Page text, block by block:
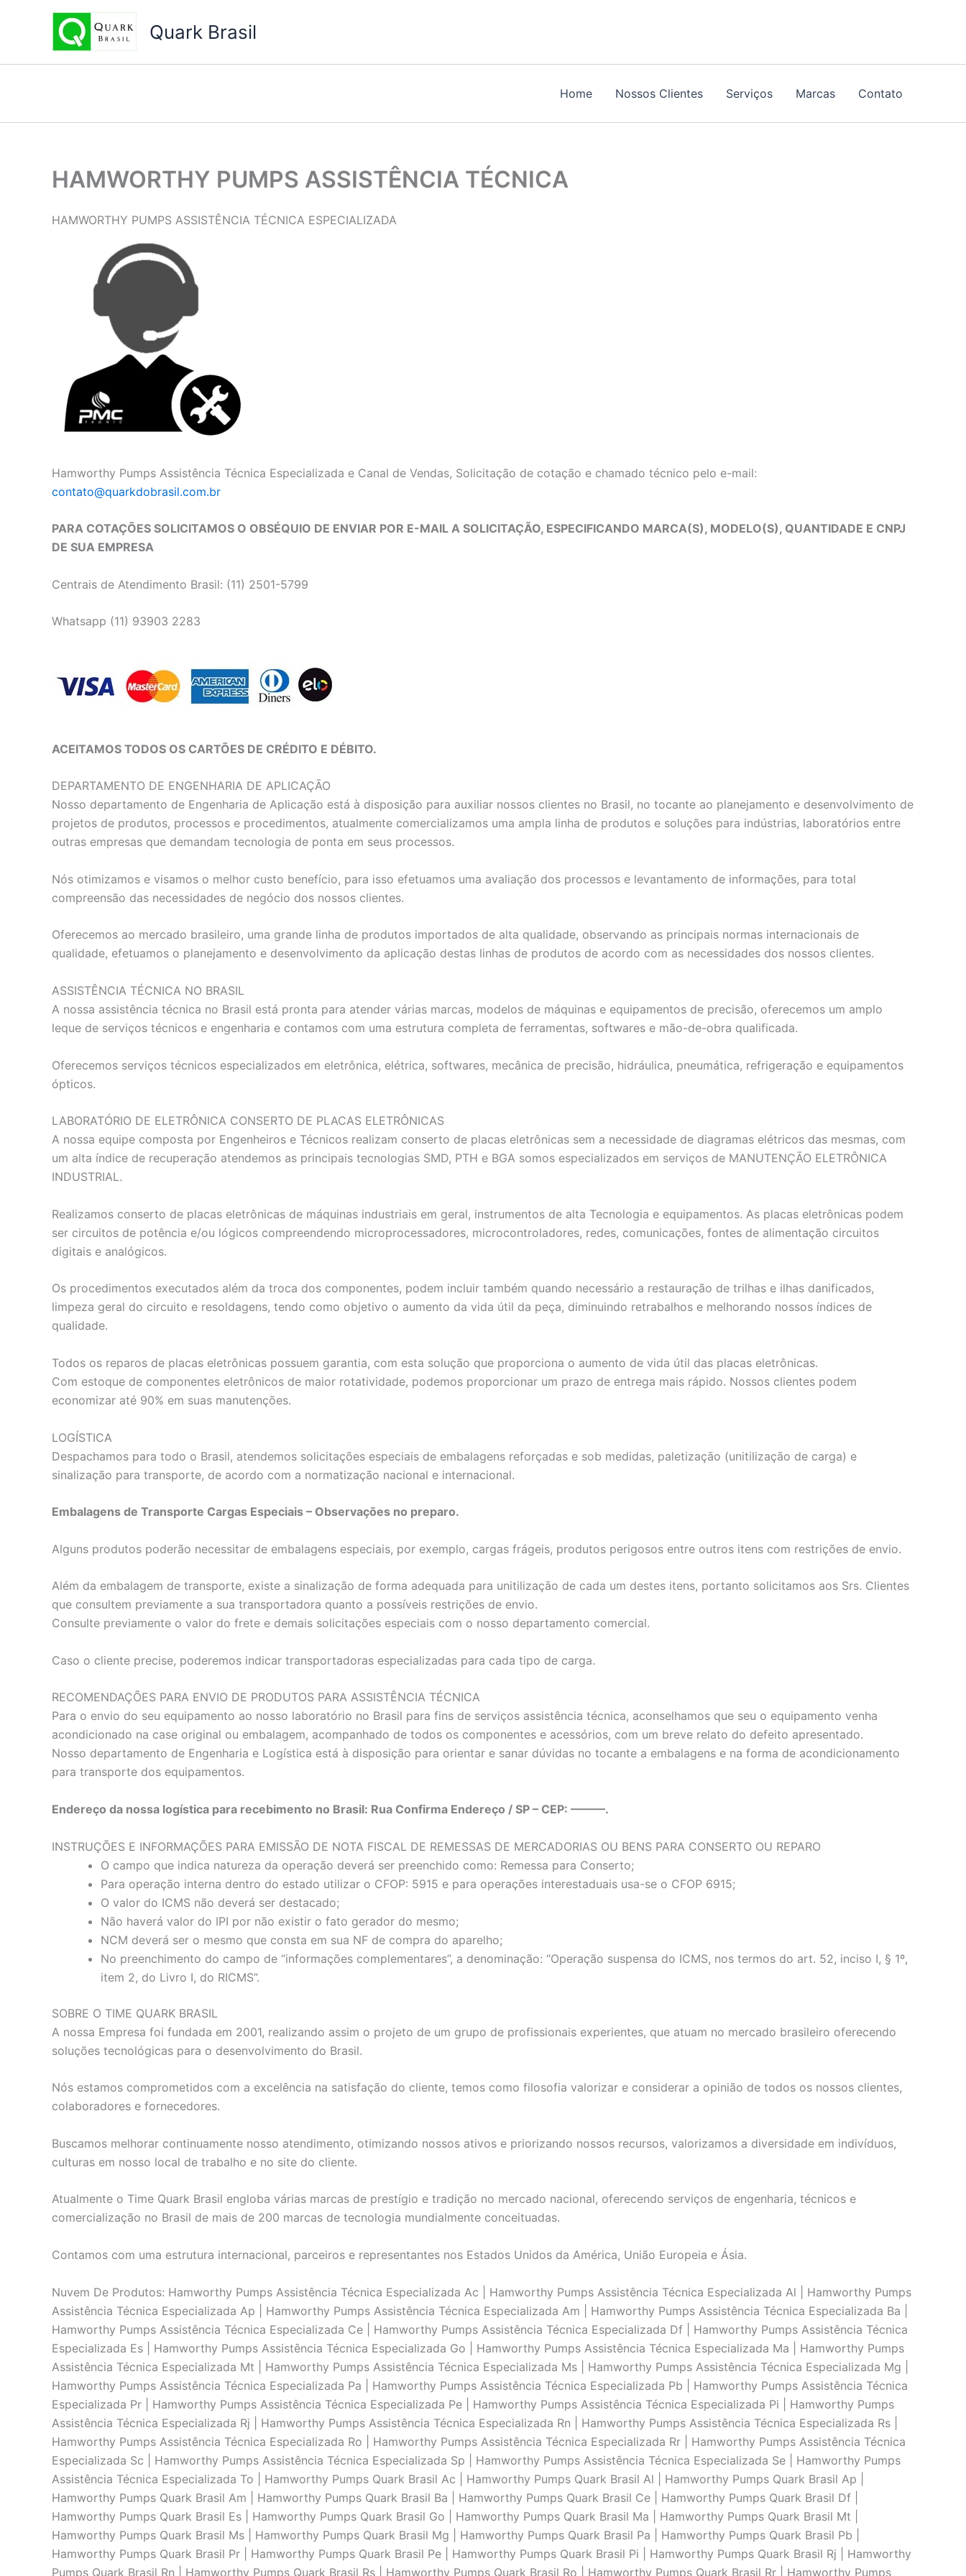
conteúdo
Quark Brasil
Home Nossos Clientes Serviços Marcas Contato
HAMWORTHY PUMPS ASSISTÊNCIA TÉCNICA
HAMWORTHY PUMPS ASSISTÊNCIA TÉCNICA ESPECIALIZADA
Hamworthy Pumps Assistência Técnica Especializada e Canal de Vendas, Solicitação de cotação e chamado técnico pelo e-mail:
contato@quarkdobrasil.com.br
PARA COTAÇÕES SOLICITAMOS O OBSÉQUIO DE ENVIAR POR E-MAIL A SOLICITAÇÃO, ESPECIFICANDO MARCA(S), MODELO(S), QUANTIDADE E CNPJ
DE SUA EMPRESA
Centrais de Atendimento Brasil: (11) 2501-5799
Whatsapp (11) 93903 2283
ACEITAMOS TODOS OS CARTÕES DE CRÉDITO E DÉBITO.
DEPARTAMENTO DE ENGENHARIA DE APLICAÇĀO
Nosso departamento de Engenharia de Aplicação está à disposição para auxiliar nossos clientes no Brasil, no tocante ao planejamento e desenvolvimento de
projetos de produtos, processos e procedimentos, atualmente comercializamos uma ampla linha de produtos e soluções para indústrias, laboratórios entre
outras empresas que demandam tecnologia de ponta em seus processos.
Nós otimizamos e visamos o melhor custo benefício, para isso efetuamos uma avaliação dos processos e levantamento de informações, para total
compreensão das necessidades de negócio dos nossos clientes.
Oferecemos ao mercado brasileiro, uma grande linha de produtos importados de alta qualidade, observando as principais normas internacionais de
qualidade, efetuamos o planejamento e desenvolvimento da aplicação destas linhas de produtos de acordo com as necessidades dos nossos clientes.
ASSISTÊNCIA TÉCNICA NO BRASIL
A nossa assistência técnica no Brasil está pronta para atender várias marcas, modelos de máquinas e equipamentos de precisão, oferecemos um amplo
leque de serviços técnicos e engenharia e contamos com uma estrutura completa de ferramentas, softwares e mão-de-obra qualificada.
Oferecemos serviços técnicos especializados em eletrônica, elétrica, softwares, mecânica de precisão, hidráulica, pneumática, refrigeração e equipamentos
ópticos.
LABORATÓRIO DE ELETRÔNICA CONSERTO DE PLACAS ELETRÔNICAS
A nossa equipe composta por Engenheiros e Técnicos realizam conserto de placas eletrônicas sem a necessidade de diagramas elétricos das mesmas, com
um alta índice de recuperação atendemos as principais tecnologias SMD, PTH e BGA somos especializados em serviços de MANUTENÇĀO ELETRÔNICA
INDUSTRIAL.
Realizamos conserto de placas eletrônicas de máquinas industriais em geral, instrumentos de alta Tecnologia e equipamentos. As placas eletrônicas podem
ser circuitos de potência e/ou lógicos compreendendo microprocessadores, microcontroladores, redes, comunicações, fontes de alimentação circuitos
digitais e analógicos.
Os procedimentos executados além da troca dos componentes, podem incluir também quando necessário a restauração de trilhas e ilhas danificados,
limpeza geral do circuito e resoldagens, tendo como objetivo o aumento da vida útil da peça, diminuindo retrabalhos e melhorando nossos índices de
qualidade.
Todos os reparos de placas eletrônicas possuem garantia, com esta solução que proporciona o aumento de vida útil das placas eletrônicas.
Com estoque de componentes eletrônicos de maior rotatividade, podemos proporcionar um prazo de entrega mais rápido. Nossos clientes podem
economizar até 90% em suas manutenções.
LOGÍSTICA
Despachamos para todo o Brasil, atendemos solicitações especiais de embalagens reforçadas e sob medidas, paletizaçāo (unitilizaçāo de carga) e
sinalização para transporte, de acordo com a normatização nacional e internacional.
Embalagens de Transporte Cargas Especiais – Observações no preparo.
Alguns produtos poderão necessitar de embalagens especiais, por exemplo, cargas frágeis, produtos perigosos entre outros itens com restrições de envio.
Além da embalagem de transporte, existe a sinalização de forma adequada para unitilizaçāo de cada um destes itens, portanto solicitamos aos Srs. Clientes
que consultem previamente a sua transportadora quanto a possíveis restrições de envio.
Consulte previamente o valor do frete e demais solicitações especiais com o nosso departamento comercial.
Caso o cliente precise, poderemos indicar transportadoras especializadas para cada tipo de carga.
RECOMENDAÇÕES PARA ENVIO DE PRODUTOS PARA ASSISTÊNCIA TÉCNICA
Para o envio do seu equipamento ao nosso laboratório no Brasil para fins de serviços assistência técnica, aconselhamos que seu o equipamento venha
acondicionado na case original ou embalagem, acompanhado de todos os componentes e acessórios, com um breve relato do defeito apresentado.
Nosso departamento de Engenharia e Logística está à disposição para orientar e sanar dúvidas no tocante a embalagens e na forma de acondicionamento
para transporte dos equipamentos.
Endereço da nossa logística para recebimento no Brasil: Rua Confirma Endereço / SP – CEP: ———.
INSTRUÇÕES E INFORMAÇÕES PARA EMISSÃO DE NOTA FISCAL DE REMESSAS DE MERCADORIAS OU BENS PARA CONSERTO OU REPARO
O campo que indica natureza da operação deverá ser preenchido como: Remessa para Conserto;
Para operação interna dentro do estado utilizar o CFOP: 5915 e para operações interestaduais usa-se o CFOP 6915;
O valor do ICMS não deverá ser destacado;
Não haverá valor do IPI por não existir o fato gerador do mesmo;
NCM deverá ser o mesmo que consta em sua NF de compra do aparelho;
No preenchimento do campo de “informações complementares”, a denominação: “Operação suspensa do ICMS, nos termos do art. 52, inciso I, § 1º,
item 2, do Livro I, do RICMS”.
SOBRE O TIME QUARK BRASIL
A nossa Empresa foi fundada em 2001, realizando assim o projeto de um grupo de profissionais experientes, que atuam no mercado brasileiro oferecendo
soluções tecnológicas para o desenvolvimento do Brasil.
Nós estamos comprometidos com a excelência na satisfação do cliente, temos como filosofia valorizar e considerar a opinião de todos os nossos clientes,
colaboradores e fornecedores.
Buscamos melhorar continuamente nosso atendimento, otimizando nossos ativos e priorizando nossos recursos, valorizamos a diversidade em indivíduos,
culturas em nosso local de trabalho e no site do cliente.
Atualmente o Time Quark Brasil engloba várias marcas de prestígio e tradição no mercado nacional, oferecendo serviços de engenharia, técnicos e
comercialização no Brasil de mais de 200 marcas de tecnologia mundialmente conceituadas.
Contamos com uma estrutura internacional, parceiros e representantes nos Estados Unidos da América, União Europeia e Ásia.
Nuvem De Produtos: Hamworthy Pumps Assistência Técnica Especializada Ac | Hamworthy Pumps Assistência Técnica Especializada Al | Hamworthy Pumps
Assistência Técnica Especializada Ap | Hamworthy Pumps Assistência Técnica Especializada Am | Hamworthy Pumps Assistência Técnica Especializada Ba |
Hamworthy Pumps Assistência Técnica Especializada Ce | Hamworthy Pumps Assistência Técnica Especializada Df | Hamworthy Pumps Assistência Técnica
Especializada Es | Hamworthy Pumps Assistência Técnica Especializada Go | Hamworthy Pumps Assistência Técnica Especializada Ma | Hamworthy Pumps
Assistência Técnica Especializada Mt | Hamworthy Pumps Assistência Técnica Especializada Ms | Hamworthy Pumps Assistência Técnica Especializada Mg |
Hamworthy Pumps Assistência Técnica Especializada Pa | Hamworthy Pumps Assistência Técnica Especializada Pb | Hamworthy Pumps Assistência Técnica
Especializada Pr | Hamworthy Pumps Assistência Técnica Especializada Pe | Hamworthy Pumps Assistência Técnica Especializada Pi | Hamworthy Pumps
Assistência Técnica Especializada Rj | Hamworthy Pumps Assistência Técnica Especializada Rn | Hamworthy Pumps Assistência Técnica Especializada Rs |
Hamworthy Pumps Assistência Técnica Especializada Ro | Hamworthy Pumps Assistência Técnica Especializada Rr | Hamworthy Pumps Assistência Técnica
Especializada Sc | Hamworthy Pumps Assistência Técnica Especializada Sp | Hamworthy Pumps Assistência Técnica Especializada Se | Hamworthy Pumps
Assistência Técnica Especializada To | Hamworthy Pumps Quark Brasil Ac | Hamworthy Pumps Quark Brasil Al | Hamworthy Pumps Quark Brasil Ap |
Hamworthy Pumps Quark Brasil Am | Hamworthy Pumps Quark Brasil Ba | Hamworthy Pumps Quark Brasil Ce | Hamworthy Pumps Quark Brasil Df |
Hamworthy Pumps Quark Brasil Es | Hamworthy Pumps Quark Brasil Go | Hamworthy Pumps Quark Brasil Ma | Hamworthy Pumps Quark Brasil Mt |
Hamworthy Pumps Quark Brasil Ms | Hamworthy Pumps Quark Brasil Mg | Hamworthy Pumps Quark Brasil Pa | Hamworthy Pumps Quark Brasil Pb |
Hamworthy Pumps Quark Brasil Pr | Hamworthy Pumps Quark Brasil Pe | Hamworthy Pumps Quark Brasil Pi | Hamworthy Pumps Quark Brasil Rj | Hamworthy
Pumps Quark Brasil Rn | Hamworthy Pumps Quark Brasil Rs | Hamworthy Pumps Quark Brasil Ro | Hamworthy Pumps Quark Brasil Rr | Hamworthy Pumps